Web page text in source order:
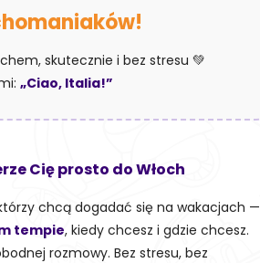
skutecznie i bez stresu 💚
„Ciao, Italia!”
Cię prosto do Włoch
chcą dogadać się na wakacjach —
tempie, kiedy chcesz i gdzie chcesz.
rozmowy. Bez stresu, bez